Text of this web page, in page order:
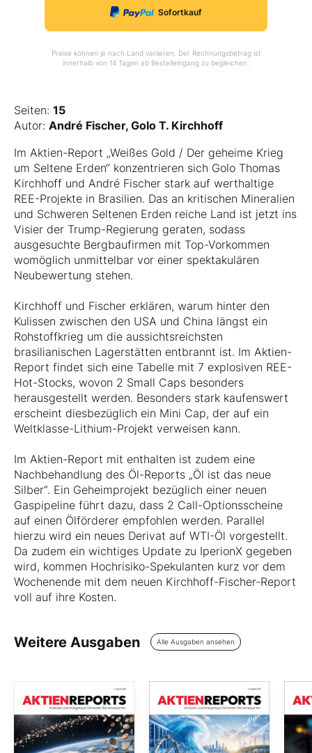
Sofortkauf
Preise können je nach Land variieren. Der Rechnungsbetrag ist
innerhalb von 14 Tagen ab Bestelleingang zu begleichen.
Seiten: 15
Autor: André Fischer, Golo T. Kirchhoff
Im Aktien-Report „Weißes Gold / Der geheime Krieg
um Seltene Erden“ konzentrieren sich Golo Thomas
Kirchhoff und André Fischer stark auf werthaltige
REE-Projekte in Brasilien. Das an kritischen Mineralien
und Schweren Seltenen Erden reiche Land ist jetzt ins
Visier der Trump-Regierung geraten, sodass
ausgesuchte Bergbaufirmen mit Top-Vorkommen
womöglich unmittelbar vor einer spektakulären
Neubewertung stehen.
Kirchhoff und Fischer erklären, warum hinter den
Kulissen zwischen den USA und China längst ein
Rohstoffkrieg um die aussichtsreichsten
brasilianischen Lagerstätten entbrannt ist. Im Aktien-
Report findet sich eine Tabelle mit 7 explosiven REE-
Hot-Stocks, wovon 2 Small Caps besonders
herausgestellt werden. Besonders stark kaufenswert
erscheint diesbezüglich ein Mini Cap, der auf ein
Weltklasse-Lithium-Projekt verweisen kann.
Im Aktien-Report mit enthalten ist zudem eine
Nachbehandlung des Öl-Reports „Öl ist das neue
Silber“. Ein Geheimprojekt bezüglich einer neuen
Gaspipeline führt dazu, dass 2 Call-Optionsscheine
auf einen Ölförderer empfohlen werden. Parallel
hierzu wird ein neues Derivat auf WTI-Öl vorgestellt.
Da zudem ein wichtiges Update zu IperionX gegeben
wird, kommen Hochrisiko-Spekulanten kurz vor dem
Wochenende mit dem neuen Kirchhoff-Fischer-Report
voll auf ihre Kosten.
Weitere Ausgaben Alle Ausgaben ansehen